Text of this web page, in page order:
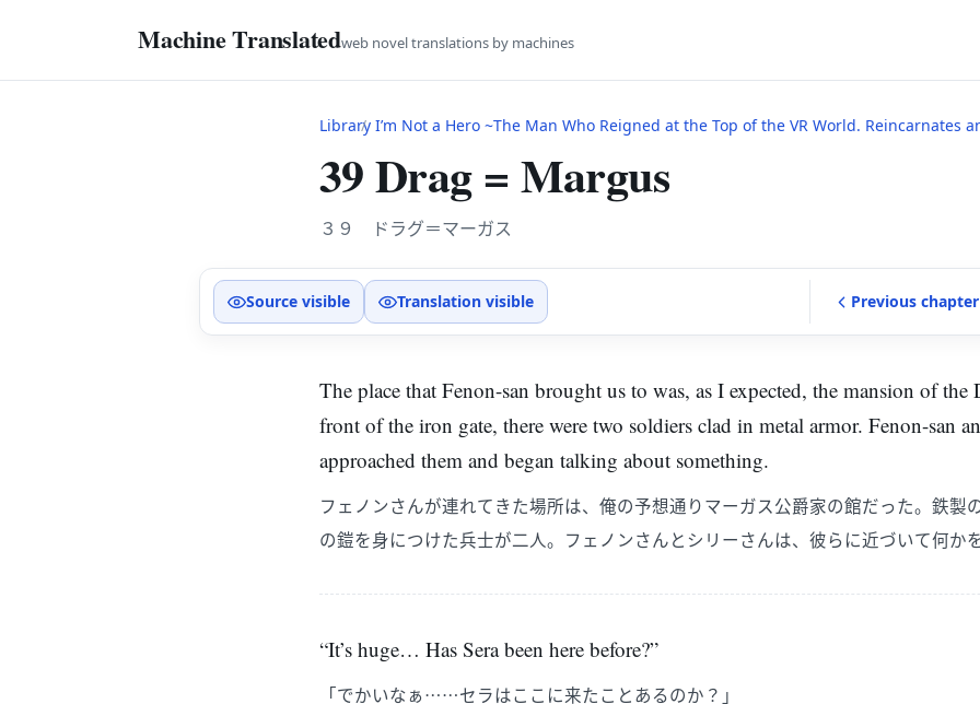
Machine Translatedweb novel translations by machines
Library I’m Not a Hero ~The Man Who Reigned at the Top of the VR World. Reincarnates and Restarts From
39 Drag = Margus
３９ ドラグ＝マーガス
Source visible Translation visible Previous chapter
The place that Fenon-san brought us to was, as I expected, the mansion of
front of the iron gate, there were two soldiers clad in metal armor. Fenon-san
approached them and began talking about something.
フェノンさんが連れてきた場所は、俺の予想通りマーガス公爵家の館だった。鉄製
の鎧を身につけた兵士が二人。フェノンさんとシリーさんは、彼らに近づいて何か
“It’s huge… Has Sera been here before?”
「でかいなぁ……セラはここに来たことあるのか？」